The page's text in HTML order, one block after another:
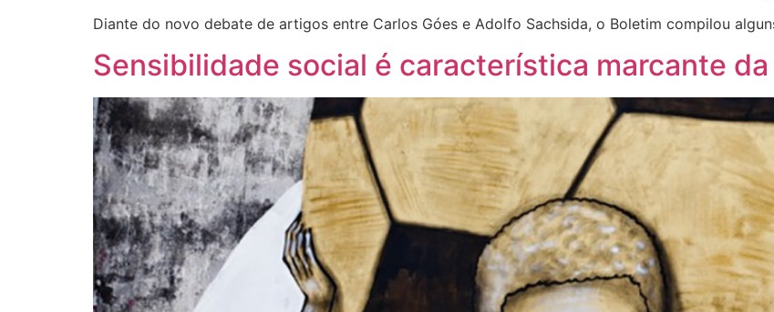
Diante do novo debate de artigos entre Carlos Góes e Adolfo Sachsida, o Boletim compilou
Sensibilidade social é característica marcante